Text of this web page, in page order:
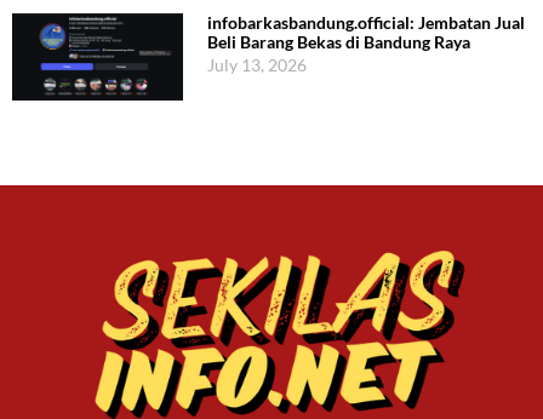
infobarkasbandung.official: Jembatan Jual
Beli Barang Bekas di Bandung Raya
July 13, 2026